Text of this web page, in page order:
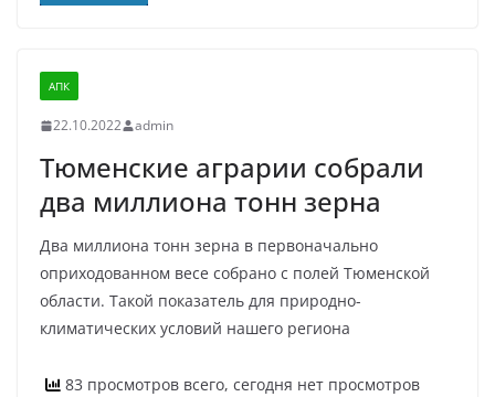
АПК
22.10.2022 admin
Тюменские аграрии собрали
два миллиона тонн зерна
Два миллиона тонн зерна в первоначально
оприходованном весе собрано с полей Тюменской
области. Такой показатель для природно-
климатических условий нашего региона
83 просмотров всего, сегодня нет просмотров